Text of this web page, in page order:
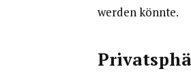
werden könnte.